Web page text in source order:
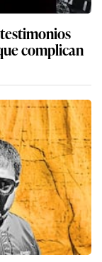
complican